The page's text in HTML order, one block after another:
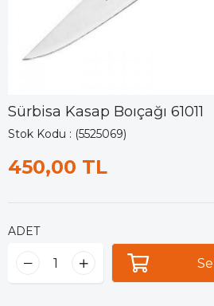
Sürbisa Kasap Boıçağı 61011
Stok Kodu (5525069)
450,00 TL
ADET